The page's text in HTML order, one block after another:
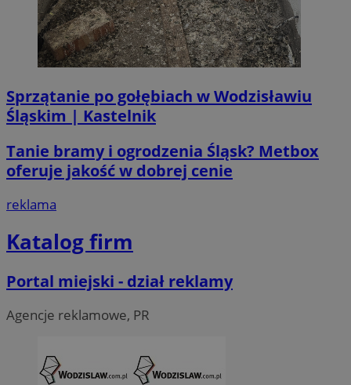
Sprzątanie po gołębiach w Wodzisławiu
Śląskim | Kastelnik
Tanie bramy i ogrodzenia Śląsk? Metbox
oferuje jakość w dobrej cenie
reklama
Katalog firm
Portal miejski - dział reklamy
Agencje reklamowe, PR